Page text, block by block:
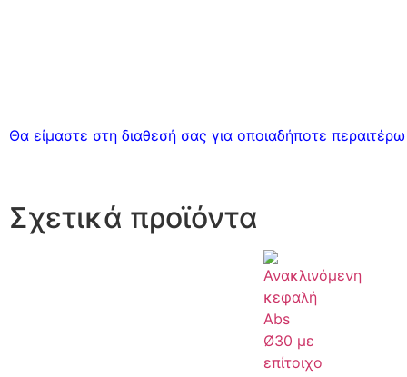
Θα είμαστε στη διαθεσή σας για οποιαδήποτε περαιτέρω
Σχετικά προϊόντα